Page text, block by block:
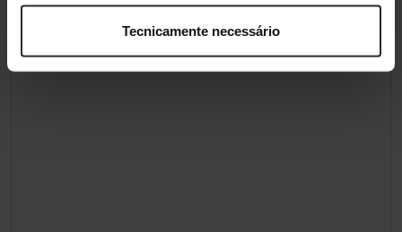
Tecnicamente necessário